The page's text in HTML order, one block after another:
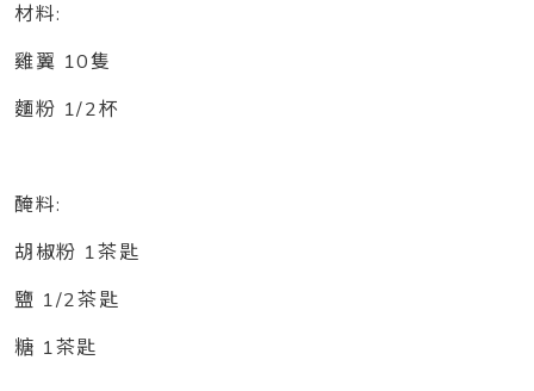
材料:
雞翼 10隻
麵粉 1/2杯
醃料:
胡椒粉 1茶匙
鹽 1/2茶匙
糖 1茶匙